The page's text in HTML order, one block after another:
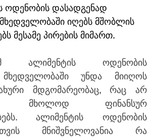
ოდენობის დასადგენად
იღებს მშობლის
მესამე პირების მიმართ.
ალიმენტის ოდენობის
მხედველობაში უნდა მიიღოს
მდგომარეობაც, რაც არ
მხოლოდ ფინანსურ
ალიმენტის ოდენობის
მნიშვნელოვანია რა